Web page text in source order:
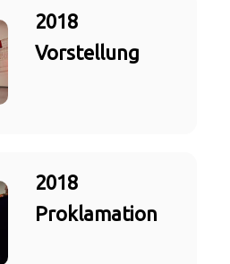
2018
Vorstellung
2018
Proklamation